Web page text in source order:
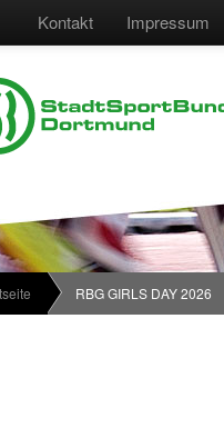
Kontakt Impressum
RBG GIRLS DAY 2026